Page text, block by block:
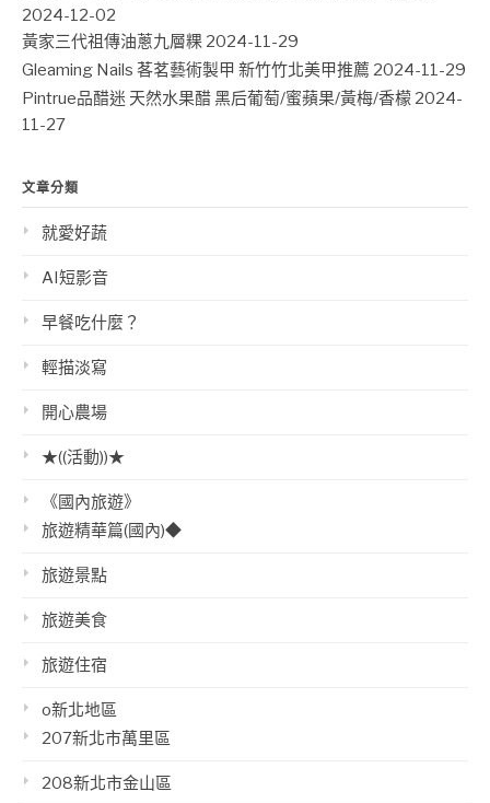
2024-12-02
黃家三代祖傳油蔥九層粿 2024-11-29
Gleaming Nails 茖茗藝術製甲 新竹竹北美甲推薦 2024-11-29
Pintrue品醋迷 天然水果醋 黑后葡萄/蜜蘋果/黃梅/香檬 2024-
11-27
文章分類
就愛好蔬
AI短影音
早餐吃什麼？
輕描淡寫
開心農場
★((活動))★
《國內旅遊》
旅遊精華篇(國內)◆
旅遊景點
旅遊美食
旅遊住宿
o新北地區
207新北市萬里區
208新北市金山區